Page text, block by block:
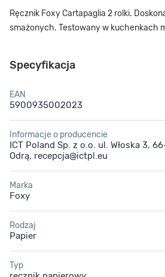
Ręcznik Foxy Cartapaglia 2 rolki.
smażonych. Testowany w kuchenkach
Specyfikacja
EAN
5900935002023
Informacje o producencie
ICT Poland Sp. z o.o. ul. Włoska 3,
Odrą, recepcja@ictpl.eu
Marka
Foxy
Rodzaj
Papier
Typ